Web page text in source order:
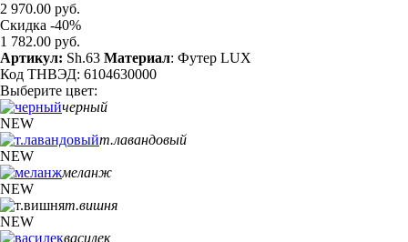
2 970.00 руб.
Скидка -40%
1 782.00 руб.
Артикул: Sh.63 Материал: Футер LUX
Код ТНВЭД: 6104630000
Выберите цвет:
черный
NEW
т.лавандовый
NEW
меланж
NEW
т.вишня
NEW
василек